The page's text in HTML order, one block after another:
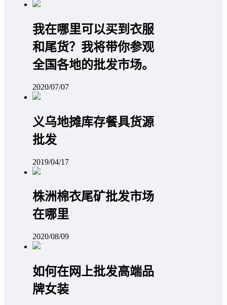
我在哪里可以买到衣服
和尾货？我将带你参观
全国各地的批发市场。
2020/07/07
义乌地摊库存餐具货源
批发
2019/04/17
株洲棉衣尾矿批发市场
在哪里
2020/08/09
如何在网上批发高端品
牌女装